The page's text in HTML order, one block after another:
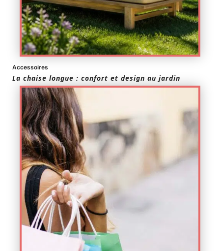
Accessoires
La chaise longue : confort et design au jardin